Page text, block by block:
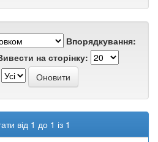
Впорядкування:
на сторінку:
від 1 до 1 із 1